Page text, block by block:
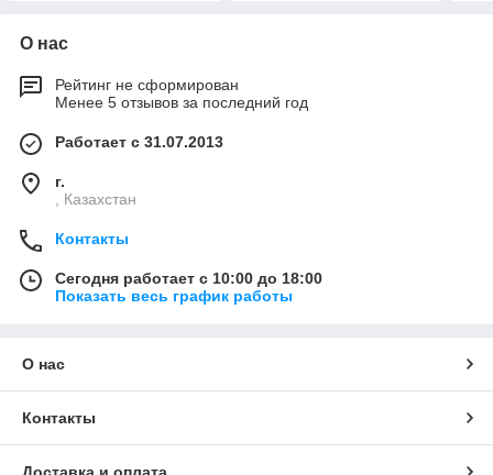
О нас
Рейтинг не сформирован
Менее 5 отзывов за последний год
Работает с 31.07.2013
г.
, Казахстан
Контакты
Сегодня работает с 10:00 до 18:00
Показать весь график работы
О нас
Контакты